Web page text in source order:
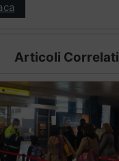
Articoli Correlati